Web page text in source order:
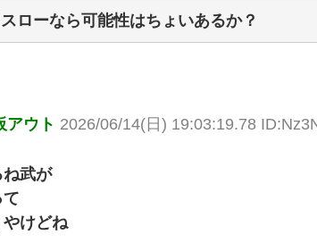
ローなら可能性はちょいあるか？
アウト 2026/06/14(日) 19:03:19.78
ね武が
けどね